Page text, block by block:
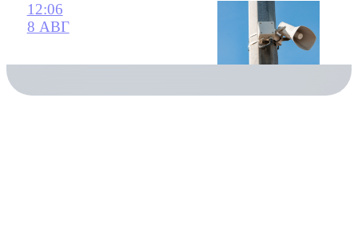
12:06
8 АВГ